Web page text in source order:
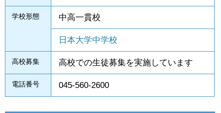
学校形態 中高一貫校
日本大学中学校
高校募集 高校での生徒募集を実施しています
電話番号 045-560-2600